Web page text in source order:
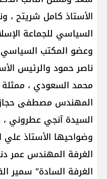
الأستاذ كامل شريتح ،
السياسي للجماعة
وعضو المكتب السياسي
ناصر حمود والرئيس
محمد السعودي ،
المهندس مصطفى
السيدة آنجي عطروني
وضواحيها الأستاذ
الغرفة المهندس عمر
الغرفة السادة" سمير